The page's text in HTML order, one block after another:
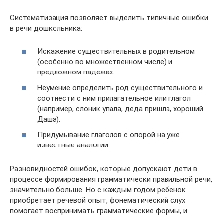
Систематизация позволяет выделить типичные ошибки
в речи дошкольника:
Искажение существительных в родительном
(особенно во множественном числе) и
предложном падежах.
Неумение определить род существительного и
соотнести с ним прилагательное или глагол
(например, слоник упала, деда пришла, хороший
Даша).
Придумывание глаголов с опорой на уже
известные аналогии.
Разновидностей ошибок, которые допускают дети в
процессе формирования грамматически правильной речи,
значительно больше. Но с каждым годом ребенок
приобретает речевой опыт, фонематический слух
помогает воспринимать грамматические формы, и